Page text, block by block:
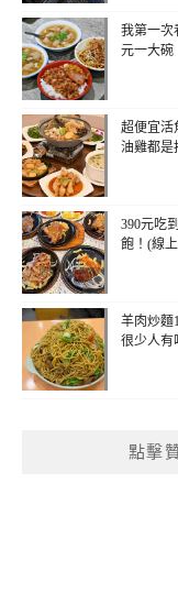
我第一次
元一大碗
超便宜活
油雞都是
390元吃
飽！(線
羊肉炒麵
很少人有
點擊